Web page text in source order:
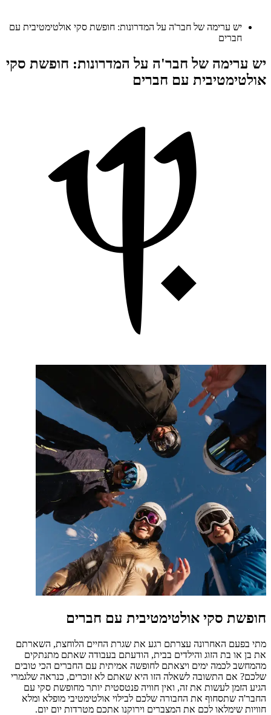
יש ערימה של חבר'ה על המדרונות: חופשת סקי אולטימטיבית עם
חברים
יש ערימה של חבר'ה על המדרונות: חופשת סקי
אולטימטיבית עם חברים
חופשת סקי אולטימטיבית עם חברים
מתי בפעם האחרונה עצרתם רגע את שגרת החיים הלוחצת, השארתם
את בן או בת הזוג והילדים בבית, הודעתם בעבודה שאתם מתנתקים
מהמחשב לכמה ימים ויצאתם לחופשה אמיתית עם החברים הכי טובים
שלכם? אם התשובה לשאלה הזו היא שאתם לא זוכרים, כנראה שלגמרי
הגיע הזמן לעשות את זה, ואין חוויה פנטסטית יותר מחופשת סקי עם
החבר'ה שתסחוף את החבורה שלכם לבילוי אולטימטיבי מופלא ומלא
חוויות שימלאו לכם את המצברים וירוקנו אתכם מטרדות יום יום.